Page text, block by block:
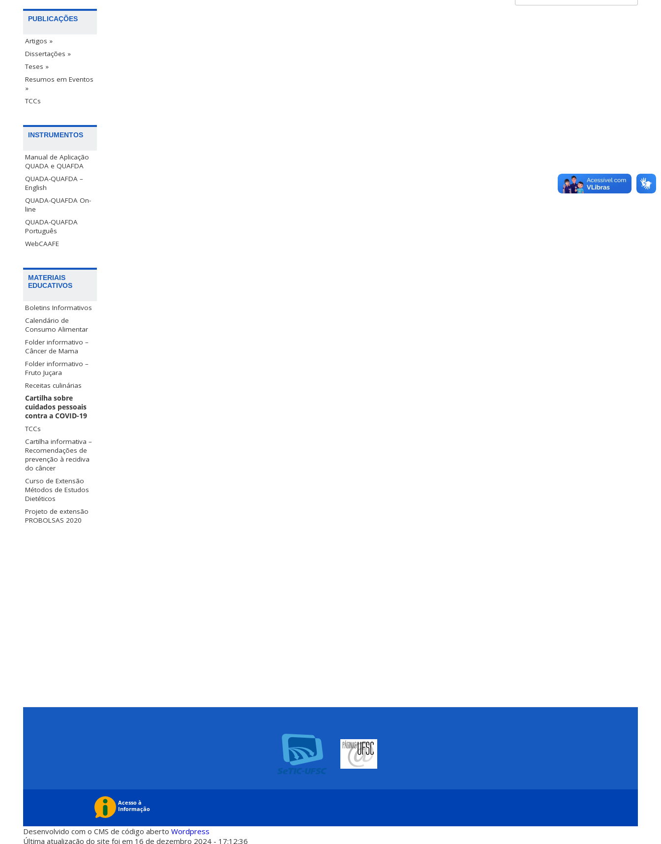
PUBLICAÇÕES
Artigos »
Dissertações »
Teses »
Resumos em Eventos
»
TCCs
INSTRUMENTOS
Manual de Aplicação
QUADA e QUAFDA
QUADA-QUAFDA –
English
QUADA-QUAFDA On-
line
QUADA-QUAFDA
Português
WebCAAFE
MATERIAIS
EDUCATIVOS
Boletins Informativos
Calendário de
Consumo Alimentar
Folder informativo –
Câncer de Mama
Folder informativo –
Fruto Juçara
Receitas culinárias
Cartilha sobre
cuidados pessoais
contra a COVID-19
TCCs
Cartilha informativa –
Recomendações de
prevenção à recidiva
do câncer
Curso de Extensão
Métodos de Estudos
Dietéticos
Projeto de extensão
PROBOLSAS 2020
Desenvolvido com o CMS de código aberto Wordpress
Última atualização do site foi em 16 de dezembro 2024 - 17:12:36